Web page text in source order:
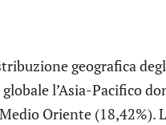
geografica
l’Asia-Pacifico
Oriente (18,42%).